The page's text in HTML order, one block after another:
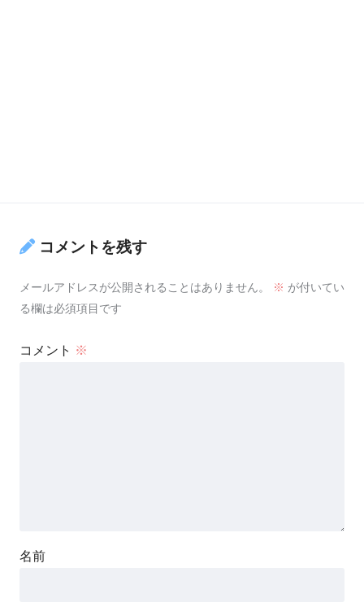
コメントを残す
メールアドレスが公開されることはありません。 ※ が付いてい
る欄は必須項目です
コメント ※
名前